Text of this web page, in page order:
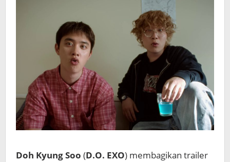
Doh Kyung Soo (D.O. EXO) membagikan trailer